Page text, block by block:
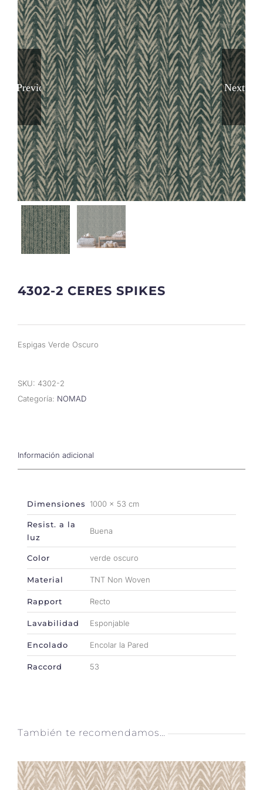
Previous Next
4302-2 CERES SPIKES
Espigas Verde Oscuro
SKU: 4302-2
Categoría: NOMAD
Información adicional
Dimensiones 1000 × 53 cm
Resist. a la
luz
Buena
Color verde oscuro
Material TNT Non Woven
Rapport Recto
Lavabilidad Esponjable
Encolado Encolar la Pared
Raccord 53
También te recomendamos…